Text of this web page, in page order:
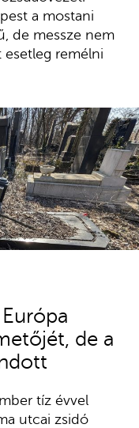
a mostani
de messze nem
remélni
de a
tíz évvel
utcai zsidó